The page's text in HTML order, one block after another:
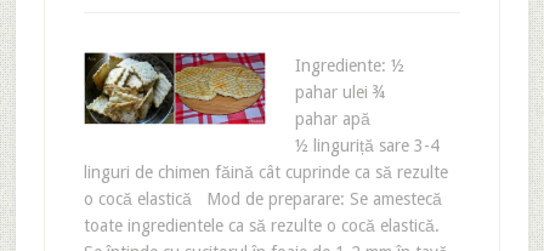
Ingrediente: ½
pahar ulei ¾
pahar apă
½ linguriță sare 3-4
linguri de chimen făină cât cuprinde ca să rezulte
o cocă elastică Mod de preparare: Se amestecă
toate ingredientele ca să rezulte o cocă elastică.